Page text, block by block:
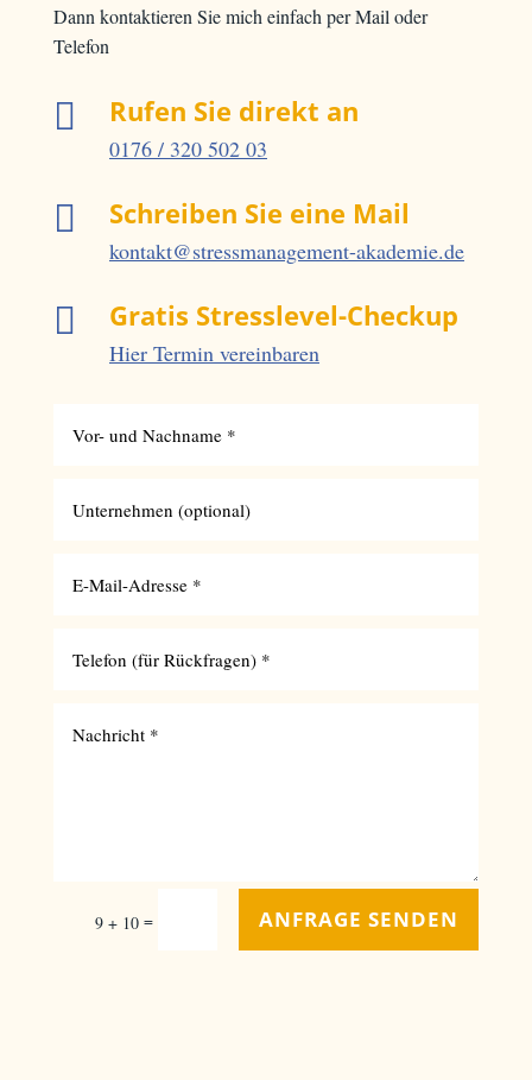
Dann kontaktieren Sie mich einfach per Mail oder
Telefon
 Rufen Sie direkt an
0176 / 320 502 03
 Schreiben Sie eine Mail
kontakt@stressmanagement-akademie.de
 Gratis Stresslevel-Checkup
Hier Termin vereinbaren
9 + 10 = ANFRAGE SENDEN